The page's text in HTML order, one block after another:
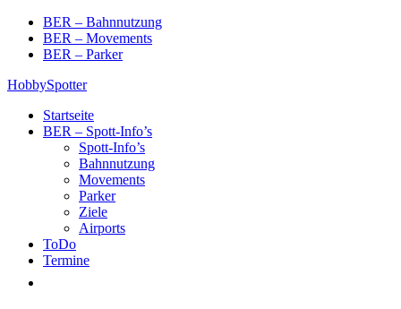
Skip
content
BER – Bahnnutzung
BER – Movements
BER – Parker
HobbySpotter
Startseite
BER – Spott-Info’s
Spott-Info’s
Bahnnutzung
Movements
Parker
Ziele
Airports
ToDo
Termine